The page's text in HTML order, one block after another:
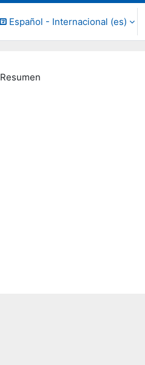
Español - Internacional ‎(es)‎
Resumen